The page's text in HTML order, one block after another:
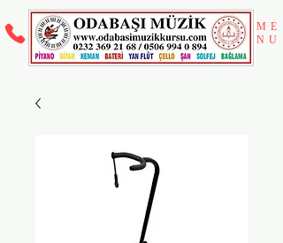
ME
NU